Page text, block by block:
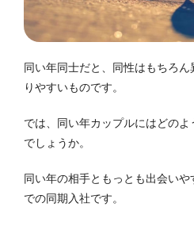
同い年同士だと、同性はもちろ
りやすいものです。
では、同い年カップルにはどの
でしょうか。
同い年の相手ともっとも出会い
での同期入社です。